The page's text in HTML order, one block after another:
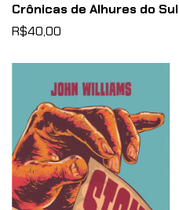
Crônicas de Alhures do Sul
R$40,00